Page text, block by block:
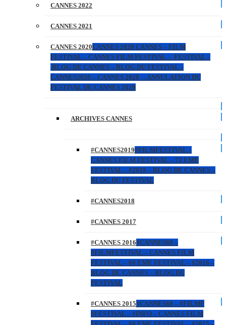
CANNES 2022
CANNES 2021
CANNES 2020CANNES 2020 CANNES – FILM
FESTIVAL – CANNES FILM FESTIVAL – FESTIVAL –
BLOG DE CANNES – BLOG DU FESTIVAL –
CANNES2020 – CANNES 2020 – ANNULATION DU
FESTIVAL DE CANNES 2020
ARCHIVES CANNES
#CANNES2019#FILMFESTIVAL –
CANNES FILM FESTIVAL – 72 EME
FESTIVAL – #2019 – BLOG DE CANNES –
BLOG DU FESTIVAL
#CANNES2018
#CANNES 2017
#CANNES 2016#CANNES69 –
#FILMFESTIVAL – CANNES FILM
FESTIVAL – 69 EME FESTIVAL – #2016 –
BLOG DE CANNES – BLOG DU
FESTIVAL
#CANNES 2015#CANNES68 – #FILMF
#FESTIVAL – #INFO – CANNES FILM